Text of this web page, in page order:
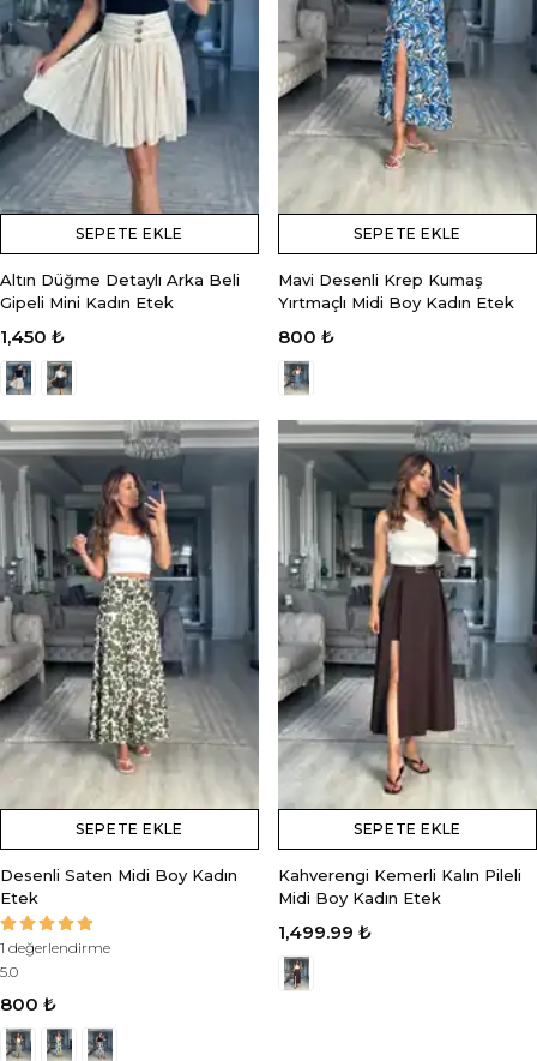
SEPETE EKLE
Altın Düğme Detaylı Arka Beli
Gipeli Mini Kadın Etek
1,450 ₺
SEPETE EKLE
Mavi Desenli Krep Kumaş
Yırtmaçlı Midi Boy Kadın Etek
800 ₺
SEPETE EKLE
Desenli Saten Midi Boy Kadın
Etek
1 değerlendirme
5.0
800 ₺
SEPETE EKLE
Kahverengi Kemerli Kalın Pileli
Midi Boy Kadın Etek
1,499.99 ₺